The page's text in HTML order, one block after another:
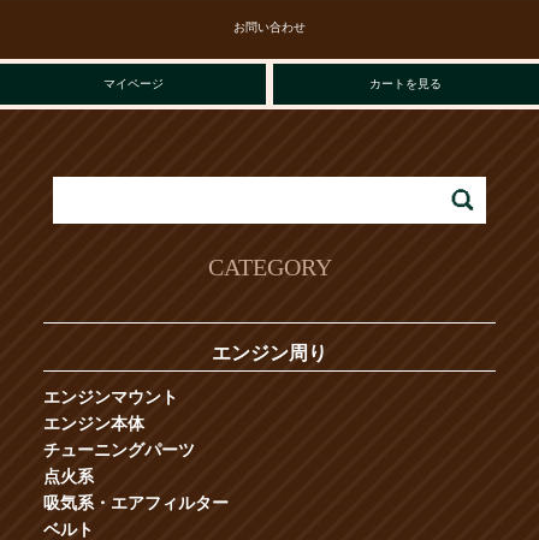
お問い合わせ
マイページ カートを見る
CATEGORY
エンジン周り
エンジンマウント
エンジン本体
チューニングパーツ
点火系
吸気系・エアフィルター
ベルト